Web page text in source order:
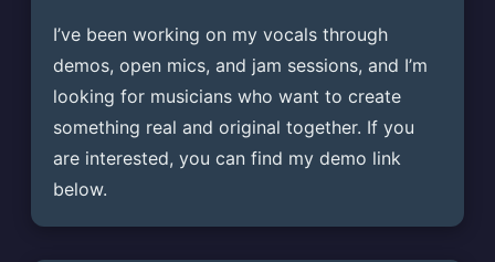
I’ve been working on my vocals through
demos, open mics, and jam sessions, and I’m
looking for musicians who want to create
something real and original together. If you
are interested, you can find my demo link
below.